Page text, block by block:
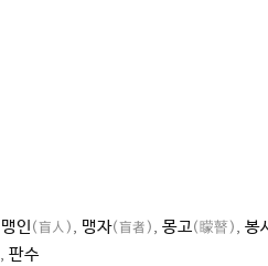
맹인 (盲人) , 맹자(盲者) , 몽고(矇瞽) , 봉
, 판수